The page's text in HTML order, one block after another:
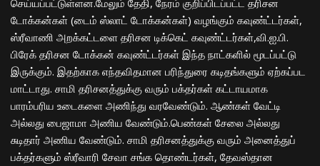
செய்யப்பட்டுள்ளன.மேலும் தேதி, நேரம் குறிப்பிடப்பட்ட தரிசன
டோக்கன்கள் (டைம் ஸ்லாட் டோக்கன்கள்) வழங்கும் கவுண்ட்டர்கள்,
ஸ்ரீவாணி அறக்கட்டளை தரிசன டிக்கெட் கவுண்ட்டர்கள்,வி.ஐ.பி.
பிரேக் தரிசன டோக்கன் கவுண்ட்டர்கள் இந்த நாட்களில் மூடப்பட்டு
இருக்கும். இதற்காக எந்தவிதமான பரிந்துரை கடிதங்களும் ஏற்கப்பட
மாட்டாது. சாமி தரிசனத்துக்கு வரும் பக்தர்கள் கட்டாயமாக
பாரம்பரிய உடைகளை அணிந்து வரவேண்டும். ஆண்கள் வேட்டி
அல்லது பைஜாமா அணிய வேண்டும்.பெண்கள் சேலை அல்லது
சுடிதார் அணிய வேண்டும். சாமி தரிசனத்துக்கு வரும் அனைத்துப்
பக்தர்களும் ஸ்ரீவாரி சேவா சங்க தொண்டர்கள், தேவஸ்தான